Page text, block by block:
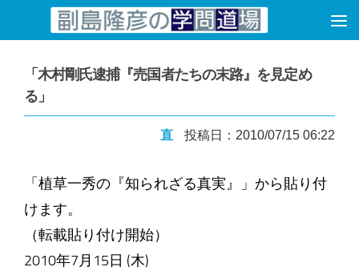
コンテンツへスキップ
「木村剛氏逮捕『売国者たちの末路』を見定め
る」
直 投稿日：2010/07/15 06:22
「植草一秀の『知られざる真実』」から貼り付
けます。
（転載貼り付け開始）
2010年7月15日 (木)